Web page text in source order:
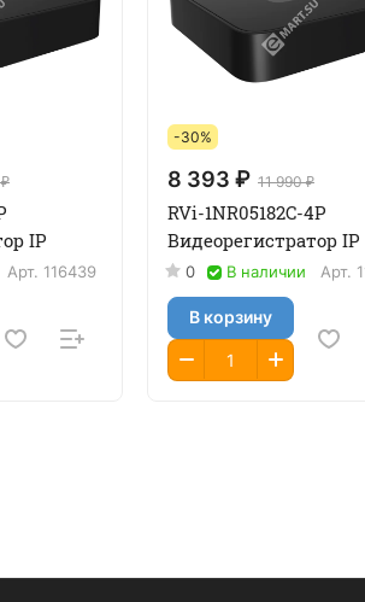
IP
Арт. 116439
-30%
8 393 ₽ 11 990 ₽
RVi-1NR05182C-4P
Видеорегистратор IP
0 В наличии Арт.
В корзину